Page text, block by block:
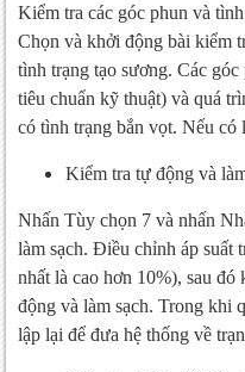
Kiểm tra các góc phun và
Chọn và khởi động bài kiểm
tình trạng tạo sương. Các
tiêu chuẩn kỹ thuật) và quá
có tình trạng bắn vọt. Nếu có
Kiểm tra tự động và
Nhấn Tùy chọn 7 và nhấn
làm sạch. Điều chỉnh áp suất
nhất là cao hơn 10%), sau
động và làm sạch. Trong khi
lập lại để đưa hệ thống về